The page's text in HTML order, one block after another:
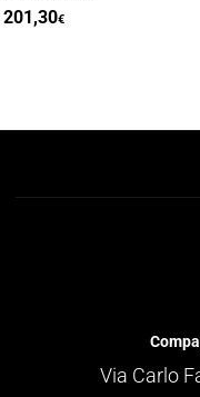
€
Via Carlo